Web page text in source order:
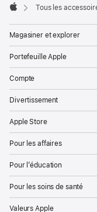
Tous les
Magasiner et explorer
Portefeuille Apple
Compte
Divertissement
Apple Store
Pour les affaires
Pour l’éducation
Pour les soins de santé
Valeurs Apple